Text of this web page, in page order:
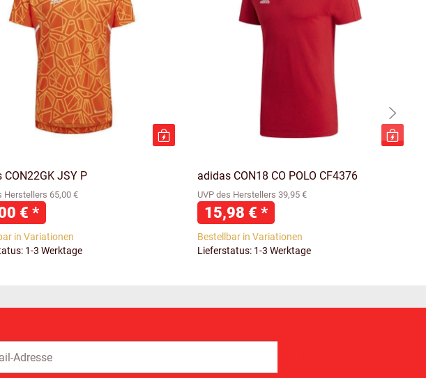
CON22GK JSY P
Herstellers 65,00 €
€ *
in Variationen
1-3 Werktage
adidas CON18 CO POLO CF4376
UVP des Herstellers 39,95 €
15,98 € *
Bestellbar in Variationen
Lieferstatus: 1-3 Werktage